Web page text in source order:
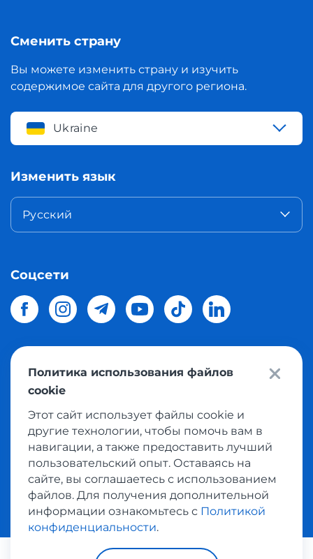
Сменить страну
Вы можете изменить страну и изучить
содержимое сайта для другого региона.
Ukraine
Изменить язык
Русский
Соцсети
© 2026 Meest Shoppingдоставка покупок с интернет
магазинов мира в Украину.
Политика конфиденциальности
Публичная оферта
Условия пользования сервисом выкупа товаров
Политика использования файлов
cookie
Этот сайт использует файлы cookie и
другие технологии, чтобы помочь вам в
навигации, а также предоставить лучший
пользовательский опыт. Оставаясь на
сайте, вы соглашаетесь с использованием
файлов. Для получения дополнительной
информации ознакомьтесь с Политикой
конфиденциальности.